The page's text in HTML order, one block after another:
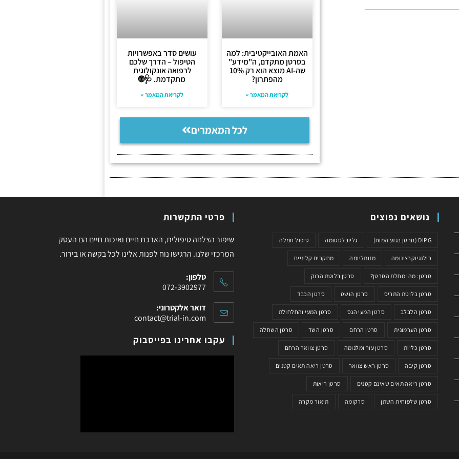
האמת האובייקטיבית: למה
בסרטן מתקדם, ה"מידע"
שה-AI מוצא הוא רק 10%
מהפתרון?
לקריאת המאמר »
עושים סדר באפשרויות
הטיפול – הדרך שלכם
לרפואה אונקולוגית
מתקדמת. 🩺🌐
לקריאת המאמר »
לכל המאמרים
נושאים נפוצים
DIPG (סרטן בגזע המוח) גליובלסטומה טיפול חמלה
כולנגיוקרצינומה מזותליומה מחקרים קליניים
סרטן: מהי מחלת הסרטן? סרטן בלוטת הרוק
סרטן בלוטת התריס סרטן הושט סרטן הכבד
סרטן הלבלב סרטן המעי הגס סרטן המעי והחלחולת
סרטן הערמונית סרטן הרחם סרטן השד סרטן השחלה
סרטן כליות סרטן עור ומלנומה סרטן צוואר הרחם
סרטן קיבה סרטן ראש צוואר סרטן ריאה תאים קטנים
סרטן ריאה תאים שאינם קטנים סרטן ריאות
סרטן שלפוחית השתן סרקומה תיאור מקרה
פרטי התקשרות
שיפור הצלחה טיפולית, הארכת חיים ואיכות חיים הם העסק
המרכזי שלנו. הרגישו נוח לפנות אלינו לכל בקשה או בירור.
טלפון:
072-3902977
דואר אלקטרוני:
contact@trial-in.com
עקבו אחרינו בפייסבוק